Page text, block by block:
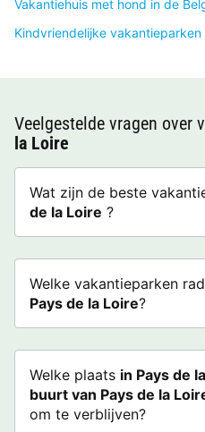
Vakantiehuis met hond in de
Kindvriendelijke
Veelgestelde vragen over
la Loire
Wat zijn de beste
de la Loire ?
Welke vakantieparken
Pays de la Loire?
Welke plaats in Pays de
buurt van Pays de la
om te verblijven?